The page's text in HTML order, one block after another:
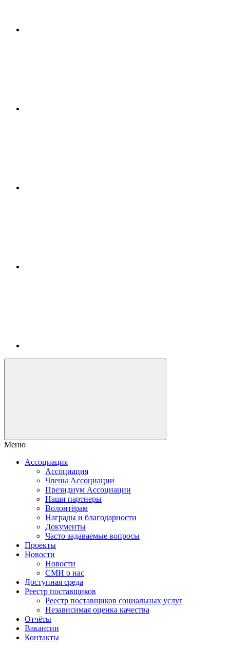
Меню
Ассоциация
Ассоциация
Члены Ассоциации
Президиум Ассоциации
Наши партнеры
Волонтёрам
Награды и благодарности
Документы
Часто задаваемые вопросы
Проекты
Новости
Новости
СМИ о нас
Доступная среда
Реестр поставщиков
Реестр поставщиков социальных услуг
Независимая оценка качества
Отчёты
Вакансии
Контакты